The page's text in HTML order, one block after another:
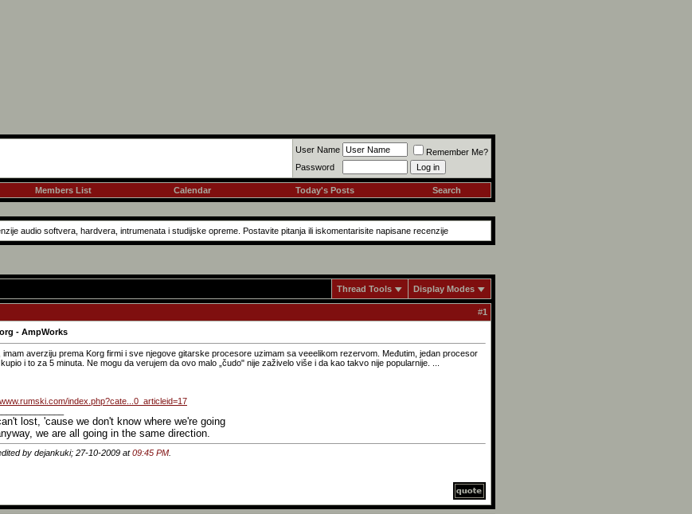
User Name
Remember Me?
Password
Members List Calendar Today's Posts Search
audio softvera, hardvera, intrumenata i studijske opreme. Postavite pitanja ili iskomentarisite napisane recenzije
Thread Tools Display Modes
#1
- AmpWorks
imam averziju prema Korg firmi i sve njegove gitarske procesore uzimam sa veeelikom rezervom. Međutim, jedan procesor
i to za 5 minuta. Ne mogu da verujem da ovo malo „čudo" nije zaživelo više i da kao takvo nije popularnije. ...
index.php?cate...0_articleid=17
lost, 'cause we don't know where we're going
we are all going in the same direction.
by dejankuki; 27-10-2009 at09:45 PM